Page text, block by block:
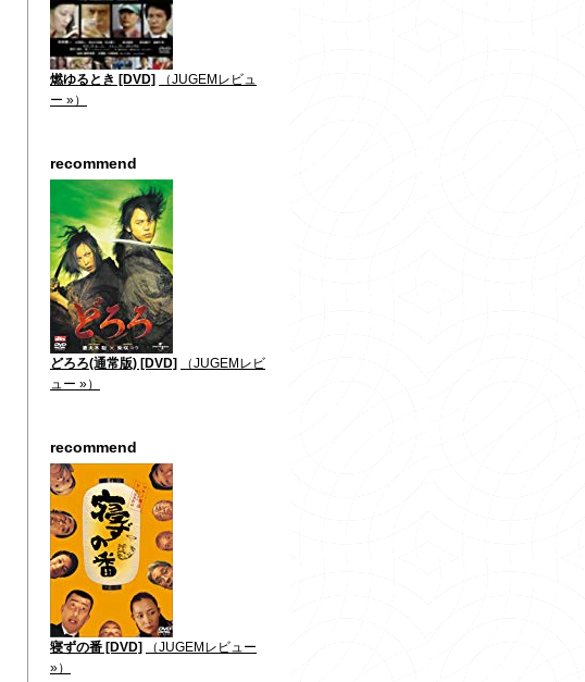
燃ゆるとき [DVD]
（JUGEMレビュ
ー »）
recommend
どろろ(通常版) [DVD]
（JUGEMレビ
ュー »）
recommend
寝ずの番 [DVD]
（JUGEMレビュー
»）